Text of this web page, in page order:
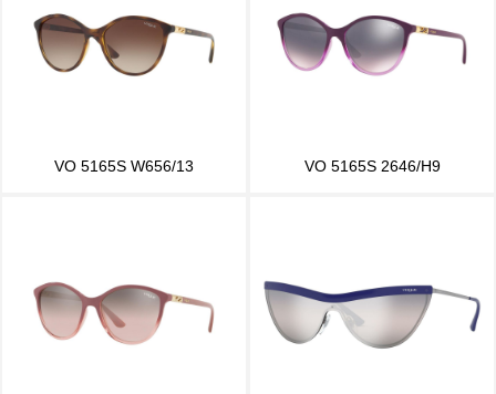
VO 5165S W656/13 VO 5165S 2646/H9